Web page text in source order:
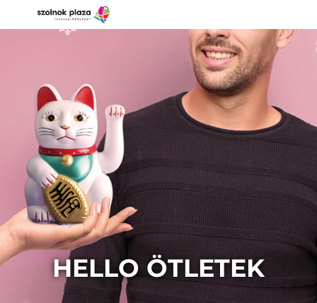
HELLO ÖTLETEK